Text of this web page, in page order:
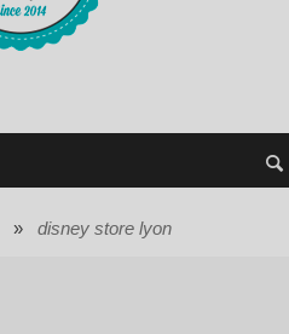
» disney store lyon